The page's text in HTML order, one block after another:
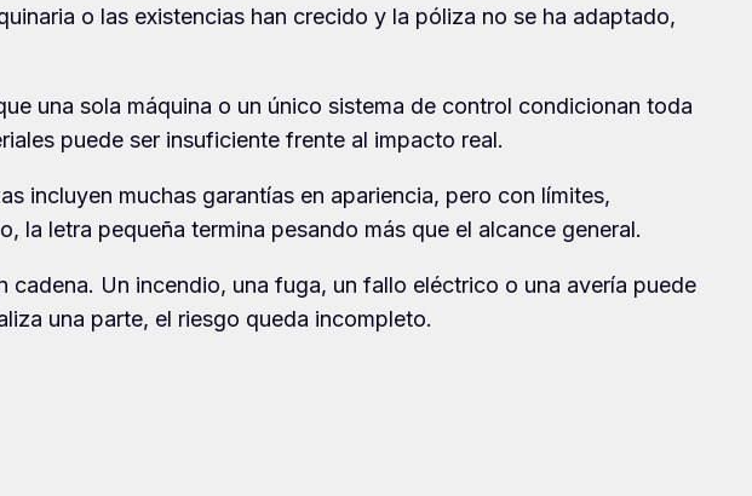
o las existencias han crecido y la póliza no se ha adaptado,
una sola máquina o un único sistema de control condicionan toda
puede ser insuficiente frente al impacto real.
incluyen muchas garantías en apariencia, pero con límites,
la letra pequeña termina pesando más que el alcance general.
Un incendio, una fuga, un fallo eléctrico o una avería puede
una parte, el riesgo queda incompleto.